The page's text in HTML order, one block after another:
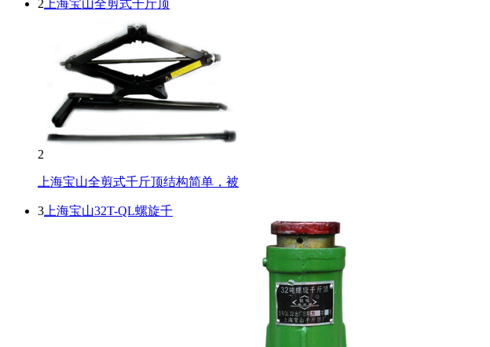
2 上海宝山全剪式千斤顶
2
上海宝山全剪式千斤顶结构简单，被
3 上海宝山32T-QL螺旋千